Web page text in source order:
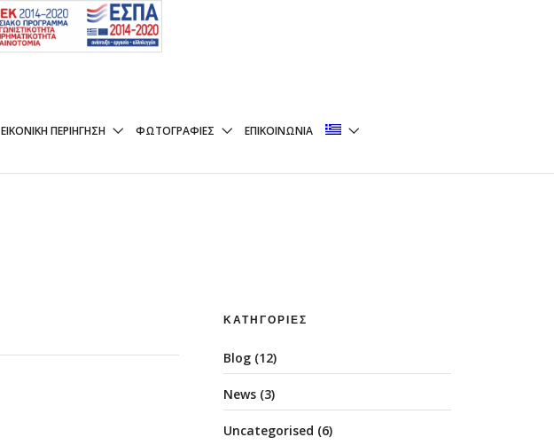
ΕΙΚΟΝΙΚΉ ΠΕΡΙΉΓΗΣΗ ΦΩΤΟΓΡΑΦΊΕΣ ΕΠΙΚΟΙΝΩΝΊΑ
ΚΑΤΗΓΟΡΊΕΣ
Blog (12)
News (3)
Uncategorised (6)